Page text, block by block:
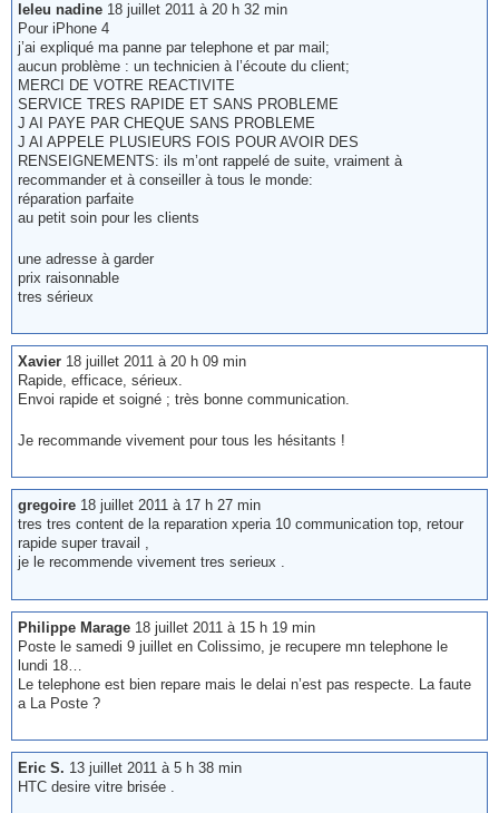
leleu nadine 18 juillet 2011 à 20 h 32 min
Pour iPhone 4
j’ai expliqué ma panne par telephone et par mail;
aucun problème : un technicien à l’écoute du client;
MERCI DE VOTRE REACTIVITE
SERVICE TRES RAPIDE ET SANS PROBLEME
J AI PAYE PAR CHEQUE SANS PROBLEME
J AI APPELE PLUSIEURS FOIS POUR AVOIR DES
RENSEIGNEMENTS: ils m’ont rappelé de suite, vraiment à
recommander et à conseiller à tous le monde:
réparation parfaite
au petit soin pour les clients
une adresse à garder
prix raisonnable
tres sérieux
Xavier 18 juillet 2011 à 20 h 09 min
Rapide, efficace, sérieux.
Envoi rapide et soigné ; très bonne communication.
Je recommande vivement pour tous les hésitants !
gregoire 18 juillet 2011 à 17 h 27 min
tres tres content de la reparation xperia 10 communication top, retour
rapide super travail ,
je le recommende vivement tres serieux .
Philippe Marage 18 juillet 2011 à 15 h 19 min
Poste le samedi 9 juillet en Colissimo, je recupere mn telephone le
lundi 18…
Le telephone est bien repare mais le delai n’est pas respecte. La faute
a La Poste ?
Eric S. 13 juillet 2011 à 5 h 38 min
HTC desire vitre brisée .